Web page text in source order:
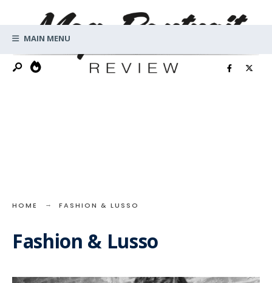
contentMAIN MENU
HOME FASHION & LUSSO
Fashion & Lusso